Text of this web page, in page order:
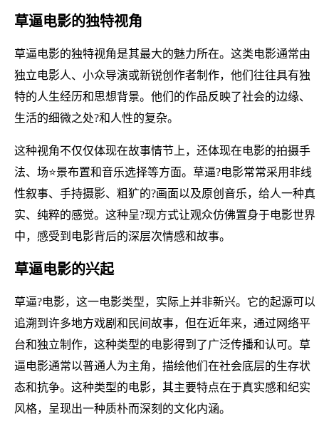
草逼电影的独特视角
草逼电影的独特视角是其最大的魅力所在。这类电影通常由
独立电影人、小众导演或新锐创作者制作，他们往往具有独
特的人生经历和思想背景。他们的作品反映了社会的边缘、
生活的细微之处?和人性的复杂。
这种视角不仅仅体现在故事情节上，还体现在电影的拍摄手
法、场⭐景布置和音乐选择等方面。草逼?电影常常采用非线
性叙事、手持摄影、粗犷的?画面以及原创音乐，给人一种真
实、纯粹的感觉。这种呈?现方式让观众仿佛置身于电影世界
中，感受到电影背后的深层次情感和故事。
草逼电影的兴起
草逼?电影，这一电影类型，实际上并非新兴。它的起源可以
追溯到许多地方戏剧和民间故事，但在近年来，通过网络平
台和独立制作，这种类型的电影得到了广泛传播和认可。草
逼电影通常以普通人为主角，描绘他们在社会底层的生存状
态和抗争。这种类型的电影，其主要特点在于真实感和纪实
风格，呈现出一种质朴而深刻的文化内涵。